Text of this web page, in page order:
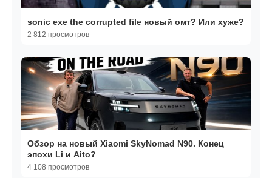
sonic exe the corrupted file новый омт? Или хуже?
2 812 просмотров
Обзор на новый Xiaomi SkyNomad N90. Конец
эпохи Li и Aito?
4 108 просмотров